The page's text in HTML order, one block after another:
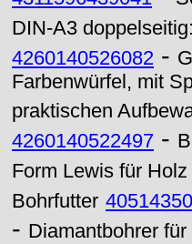
DIN-A3
4260140526082 -
Farbenwürfel, mit
praktischen
4260140522497 -
Form Lewis für
Bohrfutter
- Diamantbohrer